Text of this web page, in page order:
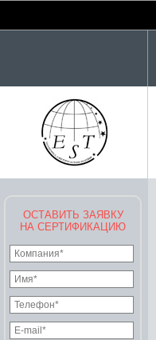
ОСТАВИТЬ ЗАЯВКУ
НА СЕРТИФИКАЦИЮ